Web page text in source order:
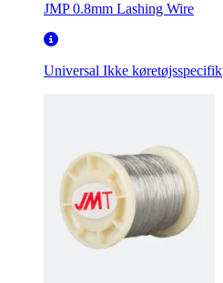
JMP 0.8mm Lashing Wire
Universal Ikke køretøjsspecifik